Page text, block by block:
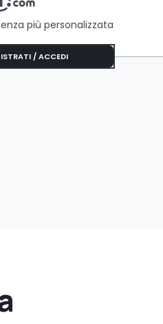
Da Sapere
più personalizzata
/ ACCEDI